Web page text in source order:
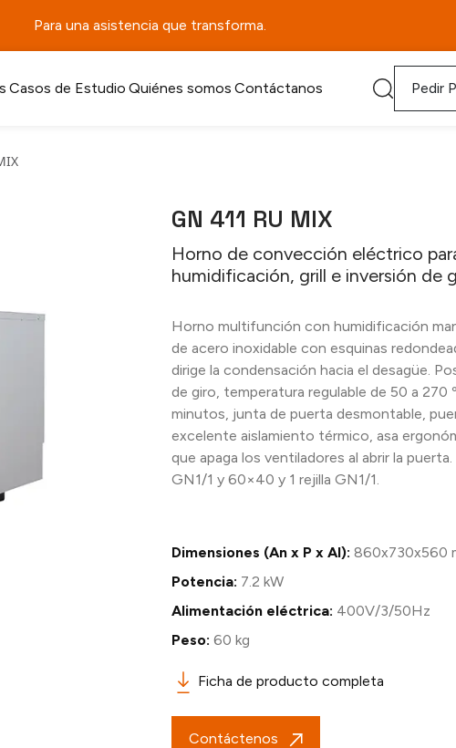
Para una asistencia que transforma.
Casos de Estudio Quiénes somos Contáctanos Pedir
GN 411 RU MIX
Horno de convección eléctrico
humidificación, grill e inversión de
Horno multifunción con humidificación
de acero inoxidable con esquinas
dirige la condensación hacia el desagüe.
de giro, temperatura regulable de 50 a 270
minutos, junta de puerta desmontable,
excelente aislamiento térmico, asa
que apaga los ventiladores al abrir la
GN1/1 y 60×40 y 1 rejilla GN1/1.
Dimensiones (An x P x Al): 860x730x560
Potencia: 7.2 kW
Alimentación eléctrica: 400V/3/50Hz
Peso: 60 kg
Ficha de producto completa
Contáctenos